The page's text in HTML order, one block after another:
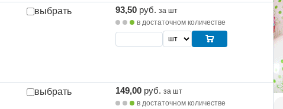
выбрать 93,50 руб. за шт
в достаточном количестве
выбрать 149,00 руб. за шт
в достаточном количестве